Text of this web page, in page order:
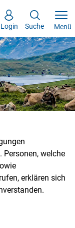
Menü
Suche
Login
welche
Link wird in
erklären sich